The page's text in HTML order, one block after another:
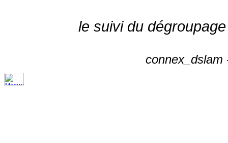
le suivi du
connex_dslam